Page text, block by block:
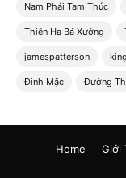
Nam Phái Tam Thúc
Thiên Hạ Bá Xướng
jamespatterson
Đinh Mặc Đường
Home Giới